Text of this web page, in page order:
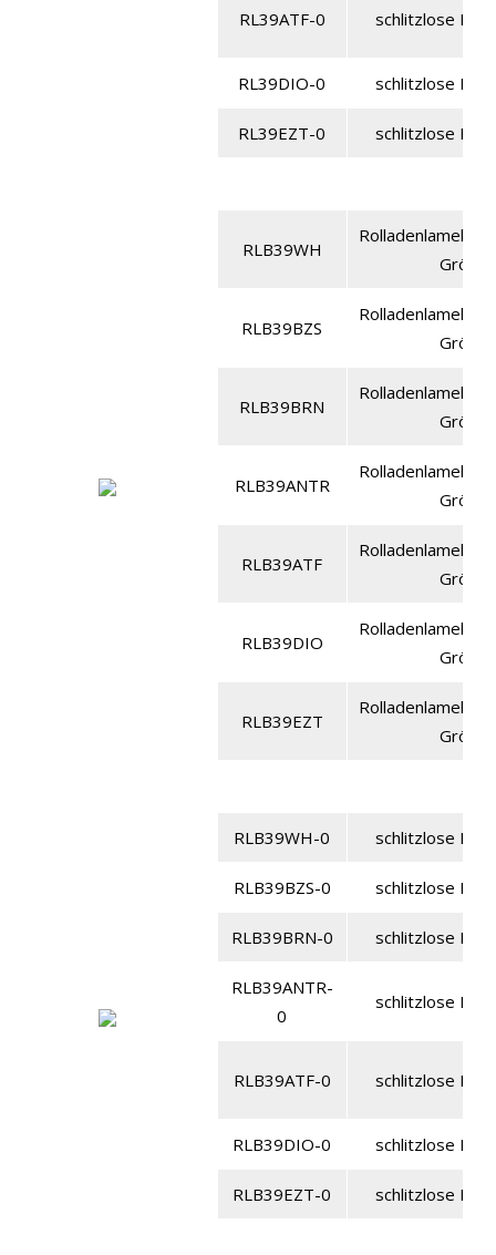
RL39ATF-0 schlitzlose
RL39DIO-0 schlitzlose
RL39EZT-0 schlitzlose
RLB39WH
Rolladenlamelle
Größe
RLB39BZS
Rolladenlamelle
Größe
RLB39BRN
Rolladenlamelle
Größe
RLB39ANTR
Rolladenlamelle
Größe
RLB39ATF
Rolladenlamelle
Größe
RLB39DIO
Rolladenlamelle
Größe
RLB39EZT
Rolladenlamelle
Größe
RLB39WH-0 schlitzlose
RLB39BZS-0 schlitzlose
RLB39BRN-0 schlitzlose
RLB39ANTR-
0
schlitzlose
RLB39ATF-0 schlitzlose
RLB39DIO-0 schlitzlose
RLB39EZT-0 schlitzlose